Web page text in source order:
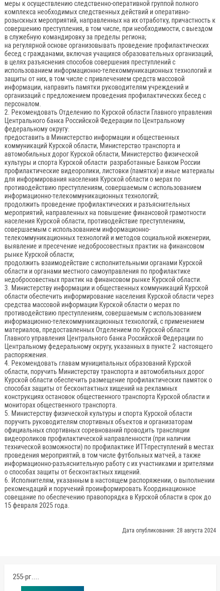
меры к осуществлению следственно-оперативной группой полного
комплекса необходимых следственных действий и оперативно-
розыскных мероприятий, направленных на их отработку, причастность к
совершению преступления, в том числе, при необходимости, с выездом
в служебную командировку за пределы региона;
на регулярной основе организовывать проведение профилактических
бесед с гражданами, включая учащихся образовательных организаций,
в целях разъяснения способов совершения преступлений с
использованием информационно-телекоммуникационных технологий и
защиты от них, в том числе с привлечением средств массовой
информации, направить памятки руководителям учреждений и
организаций с предложением проведения профилактических бесед с
персоналом.
2. Рекомендовать Отделению по Курской области Главного управления
Центрального банка Российской Федерации по Центральному
федеральному округу:
предоставить в Министерство информации и общественных
коммуникаций Курской области, Министерство транспорта и
автомобильных дорог Курской области, Министерство физической
культуры и спорта Курской области разработанные Банком России
профилактические видеоролики, листовки (памятки) и иные материалы
для информирования населения Курской области о мерах по
противодействию преступлениям, совершаемым с использованием
информационно-телекоммуникационных технологий;
продолжить проведение профилактических и разъяснительных
мероприятий, направленных на повышение финансовой грамотности
населения Курской области, противодействие преступлениям,
совершаемым с использованием информационно-
телекоммуникационных технологий и методов социальной инженерии,
выявление и пресечение недобросовестных практик на финансовом
рынке Курской области;
продолжить взаимодействие с исполнительными органами Курской
области и органами местного самоуправления по профилактике
недобросовестных практик на финансовом рынке Курской области.
3. Министерству информации и общественных коммуникаций Курской
области обеспечить информирование населения Курской области через
средства массовой информации Курской области о мерах по
противодействию преступлениям, совершаемым с использованием
информационно-телекоммуникационных технологий, с применением
материалов, предоставленных Отделением по Курской области
Главного управления Центрального банка Российской Федерации по
Центральному федеральному округу, указанных в пункте 2 настоящего
распоряжения.
4. Рекомендовать главам муниципальных образований Курской
области, поручить Министерству транспорта и автомобильных дорог
Курской области обеспечить размещение профилактических памяток о
способах защиты от бесконтактных хищений на рекламных
конструкциях остановок общественного транспорта Курской области и
мониторах общественного транспорта.
5. Министерству физической культуры и спорта Курской области
поручить руководителям спортивных объектов и организаторам
официальных спортивных соревнований проводить трансляции
видеороликов профилактической направленности (при наличии
технической возможности) по профилактике ИТТ-преступлений в местах
проведения мероприятий, в том числе футбольных матчей, а также
информационно-разъяснительную работу с их участниками и зрителями
о способах защиты от бесконтактных хищений.
6. Исполнителям, указанным в настоящем распоряжении, о выполнении
рекомендаций и поручений проинформировать Координационное
совещание по обеспечению правопорядка в Курской области в срок до
15 февраля 2025 года.
Дата опубликования: 28 августа 2024